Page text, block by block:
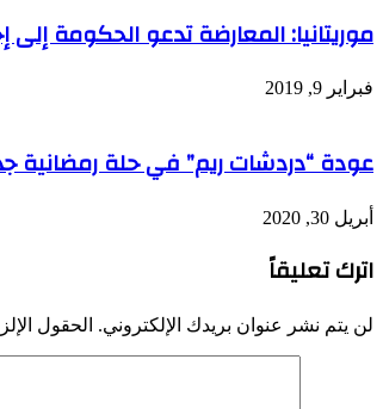
موريتانيا: المعارضة تدعو الحكومة إلى
فبراير 9, 2019
عودة “دردشات ريم” في حلة رمضانية
أبريل 30, 2020
اترك تعليقاً
لن يتم نشر عنوان بريدك الإلكتروني. الحقول